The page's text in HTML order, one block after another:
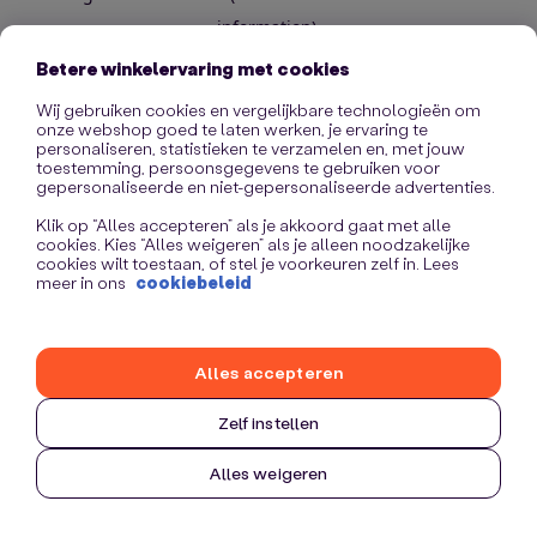
information).
Betere winkelervaring met cookies
Wij gebruiken cookies en vergelijkbare technologieën om
onze webshop goed te laten werken, je ervaring te
personaliseren, statistieken te verzamelen en, met jouw
toestemming, persoonsgegevens te gebruiken voor
gepersonaliseerde en niet-gepersonaliseerde advertenties.
Klik op “Alles accepteren” als je akkoord gaat met alle
cookies. Kies “Alles weigeren” als je alleen noodzakelijke
cookies wilt toestaan, of stel je voorkeuren zelf in. Lees
meer in ons cookiebeleid
Zelf instellen
Alles weigeren
Alles accepteren